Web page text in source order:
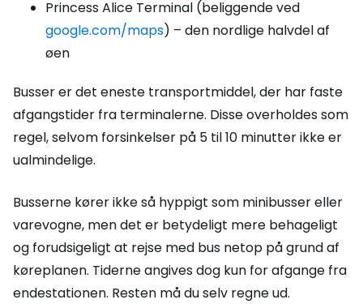
Princess Alice Terminal (beliggende ved
google.com/maps) – den nordlige halvdel af
øen
Busser er det eneste transportmiddel, der har faste
afgangstider fra terminalerne. Disse overholdes som
regel, selvom forsinkelser på 5 til 10 minutter ikke er
ualmindelige.
Busserne kører ikke så hyppigt som minibusser eller
varevogne, men det er betydeligt mere behageligt
og forudsigeligt at rejse med bus netop på grund af
køreplanen. Tiderne angives dog kun for afgange fra
endestationen. Resten må du selv regne ud.